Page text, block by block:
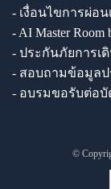
- เงื่อนไขการผ่อ
- AI Master Room
- ประกันภัยการเ
- สอบถามข้อมูลป
- อบรมขอรับต่อ
©